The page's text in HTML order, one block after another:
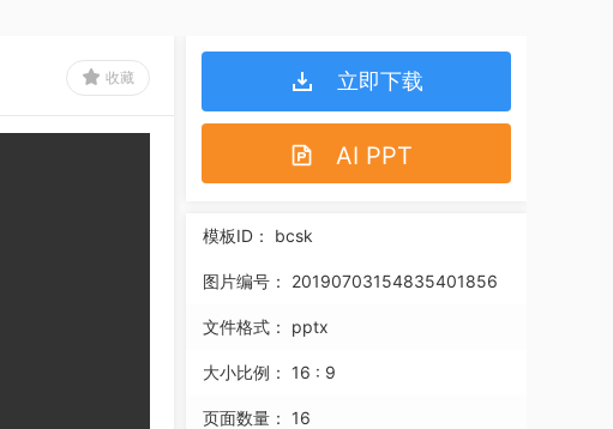
收藏 立即下载
AI PPT
模板ID： bcsk
图片编号： 20190703154835401856
文件格式： pptx
大小比例： 16 : 9
页面数量： 16